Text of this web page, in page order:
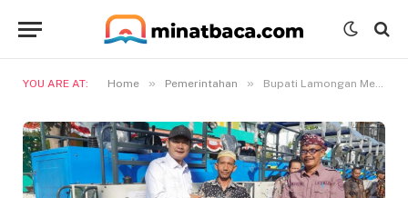
YOU ARE AT: Home » Pemerintahan » Bupati Lamongan Menyerahkan Bantuan Alsintan Untuk Poktan